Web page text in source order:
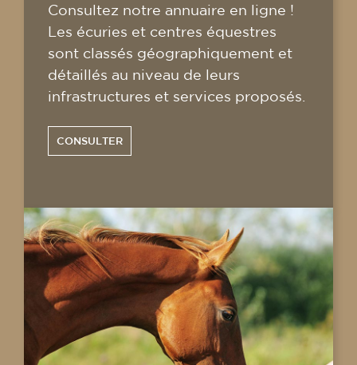
Consultez notre annuaire en ligne !
Les écuries et centres équestres
sont classés géographiquement et
détaillés au niveau de leurs
infrastructures et services proposés.
CONSULTER